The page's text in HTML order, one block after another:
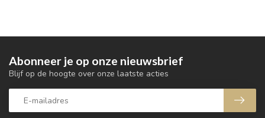
Abonneer je op onze nieuwsbrief
Blijf op de hoogte over onze laatste acties